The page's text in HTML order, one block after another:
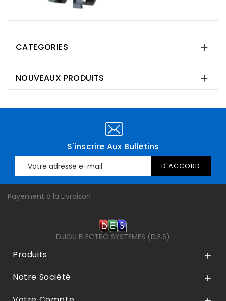
CATEGORIES 
NOUVEAUX PRODUITS 
S'inscrire Aux Bulletins
Payement à la Livraison
DJIOU ELECTRO SYSTEMES (D.E.S)
Produits 
Notre Société 